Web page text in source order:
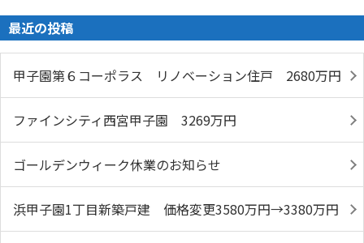
最近の投稿
甲子園第６コーポラス リノベーション住戸 2680万円
ファインシティ西宮甲子園 3269万円
ゴールデンウィーク休業のお知らせ
浜甲子園1丁目新築戸建 価格変更3580万円→3380万円